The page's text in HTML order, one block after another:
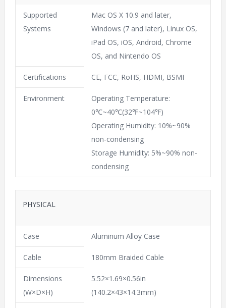
Supported
Systems
Mac OS X 10.9 and later,
Windows (7 and later), Linux OS,
iPad OS, iOS, Android, Chrome
OS, and Nintendo OS
Certifications CE, FCC, RoHS, HDMI, BSMI
Environment
Operating Temperature:
0℃~40℃(32℉~104℉)
Operating Humidity: 10%~90%
non-condensing
Storage Humidity: 5%~90% non-
condensing
PHYSICAL
Case Aluminum Alloy Case
Cable 180mm Braided Cable
Dimensions
(W×D×H)
5.52×1.69×0.56in
(140.2×43×14.3mm)